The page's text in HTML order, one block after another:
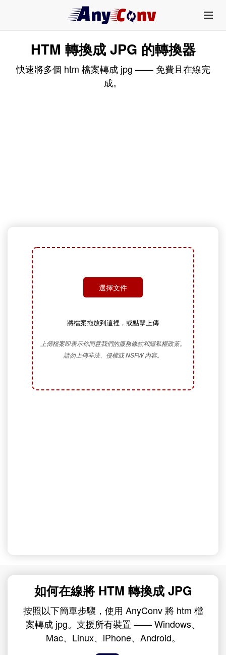
HTM 轉換成 JPG 的轉換器
快速將多個 htm 檔案轉成 jpg —— 免費且在線完
成。
選擇文件
將檔案拖放到這裡，或點擊上傳
上傳檔案即表示你同意我們的服務條款和隱私權政策。
請勿上傳非法、侵權或 NSFW 內容。
如何在線將 HTM 轉換成 JPG
按照以下簡單步驟，使用 AnyConv 將 htm 檔
案轉成 jpg。支援所有裝置 —— Windows、
Mac、Linux、iPhone、Android。